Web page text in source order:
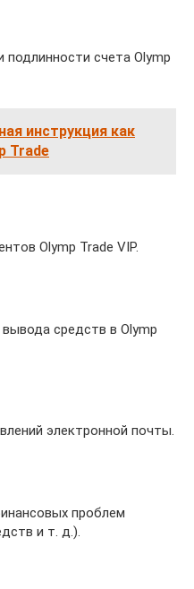
счета Olymp
инструкция как
Trade
Olymp Trade VIP.
средств в Olymp
электронной почты.
проблем
и т. д.).